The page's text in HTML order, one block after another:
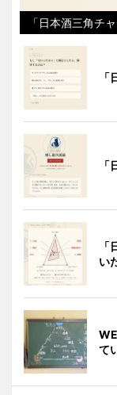
「日本酒三角チ
い
て